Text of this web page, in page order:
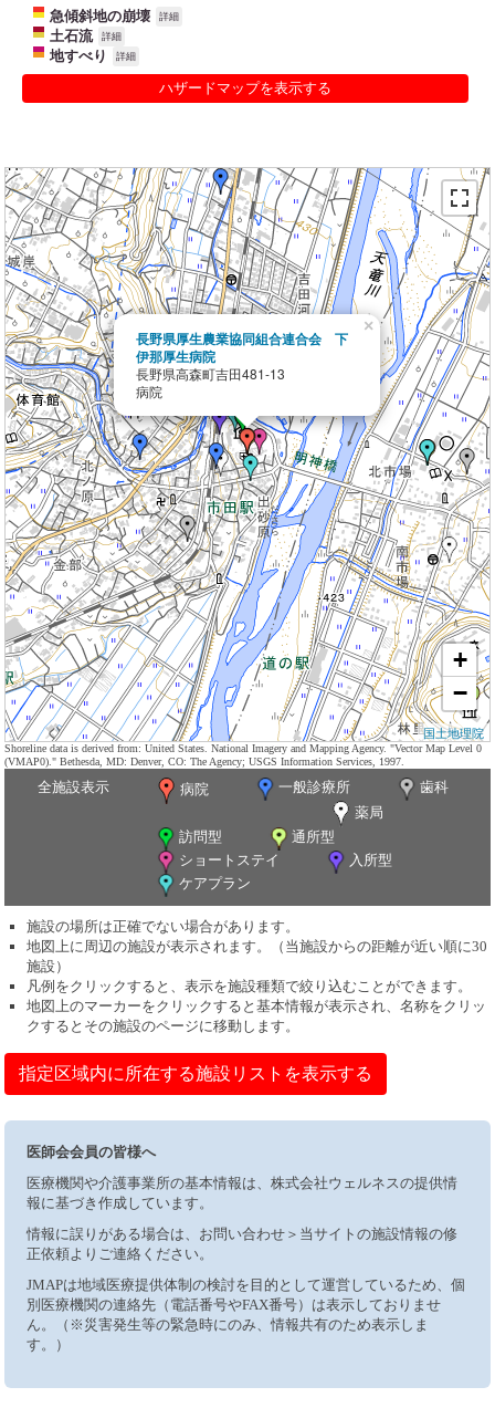
急傾斜地の崩壊
詳細
土石流 詳細
地すべり 詳細
ハザードマップを表示する
長野県厚生農業協同組合連合会 下
伊那厚生病院
長野県高森町吉田481-13
病院
×
+
−
国土地理院
Shoreline data is derived from: United States. National Imagery and Mapping Agency. "Vector Map Level 0
(VMAP0)." Bethesda, MD: Denver, CO: The Agency; USGS Information Services, 1997.
全施設表示 病院 一般診療所
歯科
薬局
訪問型
通所型
ショートステイ
入所型
ケアプラン
施設の場所は正確でない場合があります。
地図上に周辺の施設が表示されます。（当施設からの距離が近い順に30
施設）
凡例をクリックすると、表示を施設種類で絞り込むことができます。
地図上のマーカーをクリックすると基本情報が表示され、名称をクリッ
クするとその施設のページに移動します。
指定区域内に所在する施設リストを表示する
医師会会員の皆様へ
医療機関や介護事業所の基本情報は、株式会社ウェルネスの提供情
報に基づき作成しています。
情報に誤りがある場合は、お問い合わせ＞当サイトの施設情報の修
正依頼よりご連絡ください。
JMAPは地域医療提供体制の検討を目的として運営しているため、個
別医療機関の連絡先（電話番号やFAX番号）は表示しておりませ
ん。（※災害発生等の緊急時にのみ、情報共有のため表示しま
す。）